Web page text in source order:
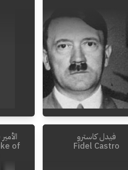
Invalid Date
1952
- فيدل كاسترو
Fidel Castro
of